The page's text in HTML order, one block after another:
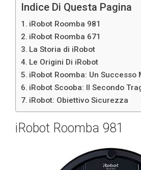
Indice Di Questa Pagina
iRobot Roomba 981
iRobot Roomba 671
La Storia di iRobot
Le Origini Di iRobot
iRobot Roomba: Un Successo
iRobot Scooba: Il Secondo
iRobot: Obiettivo Sicurezza
iRobot Roomba 981